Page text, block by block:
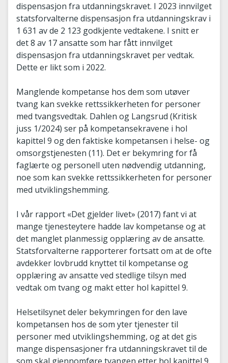
dispensasjon fra utdanningskravet. I 2023 innvilget
statsforvalterne dispensasjon fra utdanningskrav i
1 631 av de 2 123 godkjente vedtakene. I snitt er
det 8 av 17 ansatte som har fått innvilget
dispensasjon fra utdanningskravet per vedtak.
Dette er likt som i 2022.
Manglende kompetanse hos dem som utøver
tvang kan svekke rettssikkerheten for personer
med tvangsvedtak. Dahlen og Langsrud (Kritisk
juss 1/2024) ser på kompetansekravene i hol
kapittel 9 og den faktiske kompetansen i helse- og
omsorgstjenesten (11). Det er bekymring for få
faglærte og personell uten nødvendig utdanning,
noe som kan svekke rettssikkerheten for personer
med utviklingshemming.
I vår rapport «Det gjelder livet» (2017) fant vi at
mange tjenesteytere hadde lav kompetanse og at
det manglet planmessig opplæring av de ansatte.
Statsforvalterne rapporterer fortsatt om at de ofte
avdekker lovbrudd knyttet til kompetanse og
opplæring av ansatte ved stedlige tilsyn med
vedtak om tvang og makt etter hol kapittel 9.
Helsetilsynet deler bekymringen for den lave
kompetansen hos de som yter tjenester til
personer med utviklingshemming, og at det gis
mange dispensasjoner fra utdanningskravet til de